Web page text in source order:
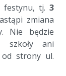
festynu, tj. 3
zmiana
Nie będzie
szkoły ani
od strony ul.